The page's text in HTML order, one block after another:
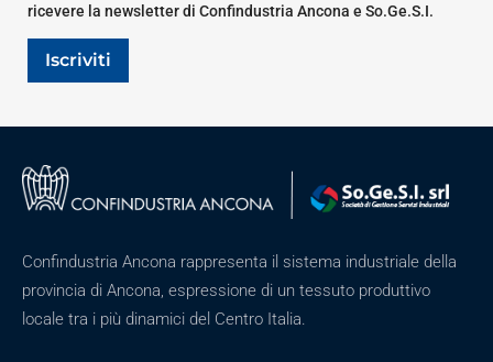
ricevere la newsletter di Confindustria Ancona e So.Ge.S.I.
Iscriviti
Confindustria Ancona rappresenta il sistema industriale della
provincia di Ancona, espressione di un tessuto produttivo
locale tra i più dinamici del Centro Italia.